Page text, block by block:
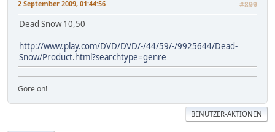
2 September 2009, 01:44:56 #899
Dead Snow 10,50
http://www.play.com/DVD/DVD/-/44/59/-/9925644/Dead-
Snow/Product.html?searchtype=genre
Gore on!
BENUTZER-AKTIONEN